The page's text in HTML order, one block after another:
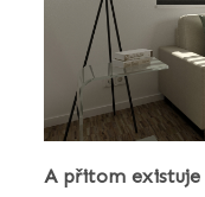
A přitom existuje